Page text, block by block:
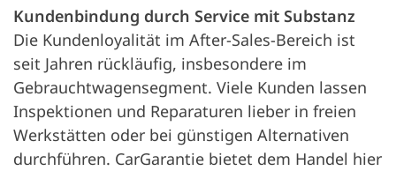
Kundenbindung durch Service mit Substanz
Die Kundenloyalität im After-Sales-Bereich ist
seit Jahren rückläufig, insbesondere im
Gebrauchtwagensegment. Viele Kunden lassen
Inspektionen und Reparaturen lieber in freien
Werkstätten oder bei günstigen Alternativen
durchführen. CarGarantie bietet dem Handel hier